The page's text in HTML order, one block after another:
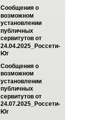
Сообщения о
возможном
установлении
публичных
сервитутов от
24.04.2025_Россети-
Юг
Сообщения о
возможном
установлении
публичных
сервитутов от
24.07.2025_Россети-
Юг